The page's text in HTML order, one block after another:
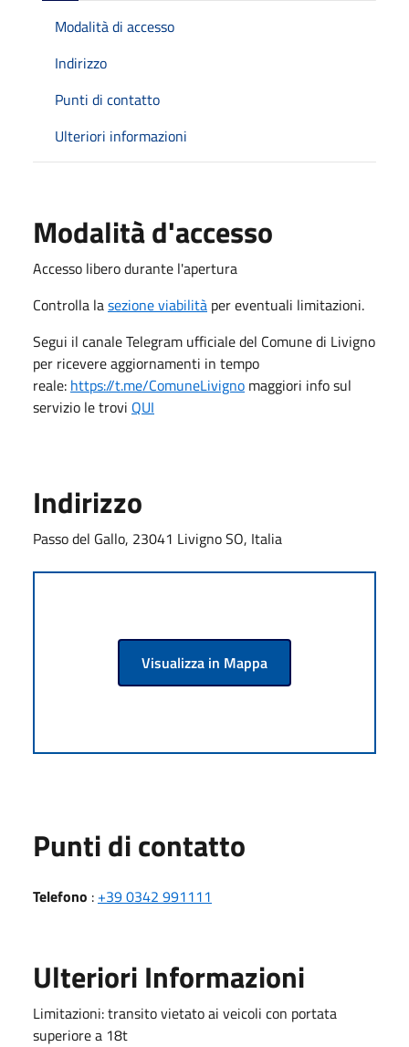
Modalità di accesso
Indirizzo
Punti di contatto
Ulteriori informazioni
Modalità d'accesso
Accesso libero durante l'apertura
Controlla lasezione viabilità per eventuali limitazioni.
Segui il canale Telegram ufficiale del Comune di Livigno
per ricevere aggiornamenti in tempo
reale: https://t.me/ComuneLivigno maggiori info sul
servizio le trovi QUI
Indirizzo
Passo del Gallo, 23041 Livigno SO, Italia
Visualizza in Mappa
Punti di contatto
Telefono : +39 0342 991111
Ulteriori Informazioni
Limitazioni: transito vietato ai veicoli con portata
superiore a 18t